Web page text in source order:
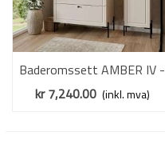
Baderomssett AMBER IV -
cashmere - 2 deler - metall
kr 7,240.00 (inkl. mva)